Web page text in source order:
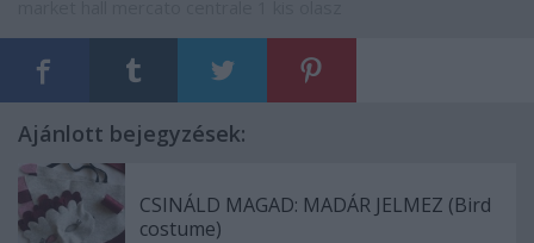
Ajánlott bejegyzések:
CSINÁLD MAGAD: MADÁR JELMEZ (Bird
costume)